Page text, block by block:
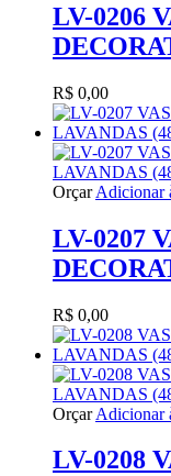
LV-0206
R$ 0,00
Orçar Adicionar
LV-0207
R$ 0,00
Orçar Adicionar
LV-0208